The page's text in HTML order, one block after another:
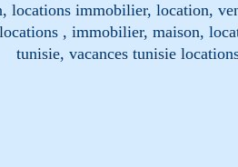
locations immobilier, location,
, immobilier, maison,
tunisie, vacances tunisie